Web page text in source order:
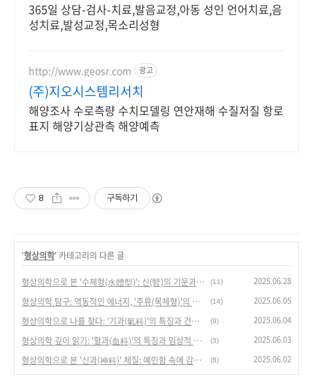
365일 상담-검사-치료,발음교정,아동 성인 언어치료,음
성치료,발성교정,목소리성형
http://www.geosr.com 광고
(주)지오시스템리서치
해양조사 수로측량 수치모델링 연안재해 수질저질 항로
표지 해양기상관측 해양예측
8 구독하기
'형상의학' 카테고리의 다른 글
형상의학으로 본 '수체형(水體型)': 신(腎)의 기운과 건강 관리 (11) 2025.06.28
형상의학 탐구: 역동적인 에너지, '주류(목체형)'의 이해 (14) 2025.06.05
형상의학으로 나를 찾다: '기과(氣科)'의 특징과 건강 관리법 (9) 2025.06.04
형상의학 깊이 읽기: '혈과(血科)'의 특징과 임상적 접근 (3) 2025.06.03
형상의학으로 본 '신과(神科)' 체질: 예민함 속에 감춰진 건강 이야기 (8) 2025.06.02